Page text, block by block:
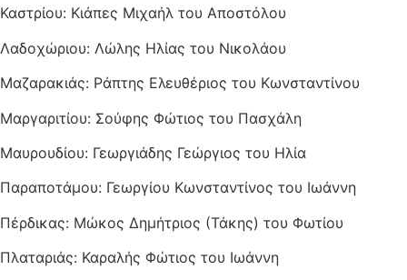
Καστρίου: Κιάπες Μιχαήλ του Αποστόλου
Λαδοχώριου: Λώλης Ηλίας του Νικολάου
Μαζαρακιάς: Ράπτης Ελευθέριος του Κωνσταντίνου
Μαργαριτίου: Σούφης Φώτιος του Πασχάλη
Μαυρουδίου: Γεωργιάδης Γεώργιος του Ηλία
Παραποτάμου: Γεωργίου Κωνσταντίνος του Ιωάννη
Πέρδικας: Μώκος Δημήτριος (Τάκης) του Φωτίου
Πλαταριάς: Καραλής Φώτιος του Ιωάννη